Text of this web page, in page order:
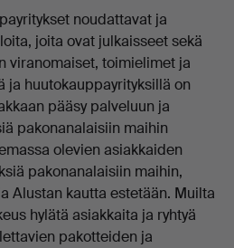
noudattavat ja
joita ovat julkaisseet sekä
viranomaiset, toimielimet ja
ja huutokauppayrityksillä on
pääsy palveluun ja
pakonanalaisiin maihin
olevien asiakkaiden
pakonanalaisiin maihin,
Alustan kautta estetään. Muilta
hylätä asiakkaita ja ryhtyä
pakotteiden ja